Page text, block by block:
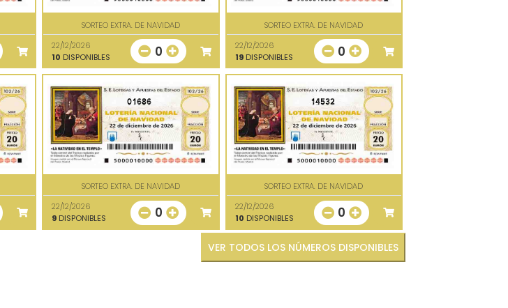
SORTEO EXTRA. DE NAVIDAD
22/12/2026
10 DISPONIBLES 0
SORTEO EXTRA. DE NAVIDAD
22/12/2026
19DISPONIBLES 0
01686
SORTEO EXTRA. DE NAVIDAD
22/12/2026
9 DISPONIBLES 0
14532
SORTEO EXTRA. DE NAVIDAD
22/12/2026
10 DISPONIBLES 0
VER TODOS LOS NÚMEROS DISPONIBLES